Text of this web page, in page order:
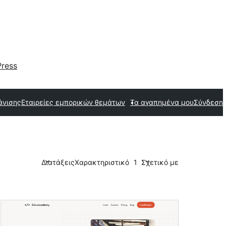
Εταιρείες εμπορικών θεμάτων Τα αγαπημένα μουΣύνδεση
ΔιατάξειςΧαρακτηριστικό 1 Σχετικό με